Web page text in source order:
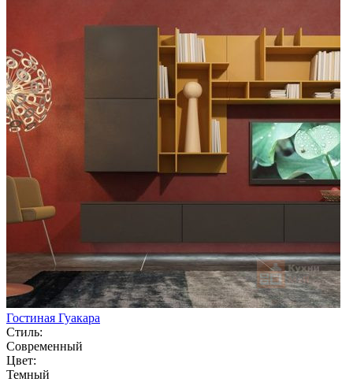
Гостиная Гуакара
Стиль:
Современный
Цвет:
Темный